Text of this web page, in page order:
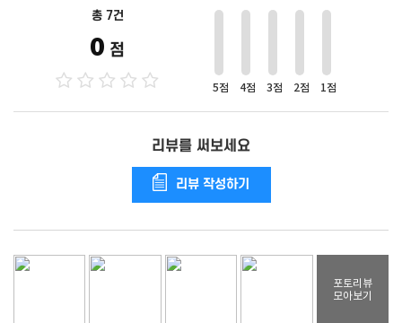
총 7건
0 점
5점 4점 3점 2점 1점
리뷰를 써보세요
리뷰 작성하기
포토리뷰
모아보기